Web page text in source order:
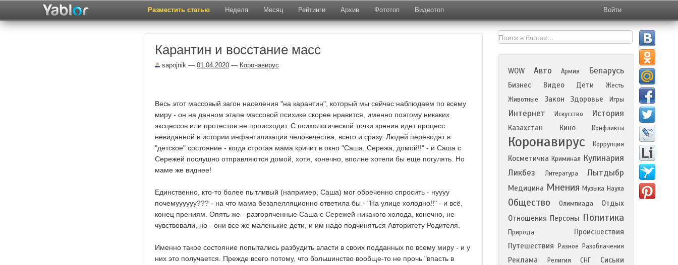
Разместить статью Неделя Месяц Рейтинги Архив Фототоп Видеотоп Войти
Карантин и восстание масс
sapojnik — 01.04.2020 — Коронавирус
Весь этот массовый загон населения "на карантин", который мы сейчас наблюдаем по всему
миру - он на данном этапе массовой психике скорее нравится, именно поэтому никаких
эксцессов или протестов не происходит. С психологической точки зрения идет процесс
невиданной в истории инфантилизации человечества, всего и сразу. Людей переводят в
"детское" состояние - когда строгая мама кричит в окно "Саша, Сережа, домой!!" - и Саша с
Сережей послушно отправляются домой, хотя, конечно, вполне хотели бы еще погулять. Но
маме же виднее!
Единственно, кто-то более пытливый (например, Саша) мог обреченно спросить - нуууу
почемуууууу??? - на что мама безапелляционно ответила бы - "На улице холодно!!" - и всё,
конец прениям. Опять же - разгоряченные Саша с Сережей никакого холода, конечно, не
чувствовали, но - они все же маленькие дети, и им надо подчиняться Авторитету Родителя.
Именно такое состояние попытались разбудить власти в своих подданных по всему миру - и у
них это получается. Прежде всего потому, что большинство вообще-то не прочь "впасть в
WOW Авто Армия Беларусь
Бизнес Видео Дети
Жесть
Животные
Закон Здоровье Игры
Интернет Искусство История
Казахстан Кино Конфликты
Коронавирус Коррупция
Косметичка Криминал Кулинария
Ликбез
Литература Лытдыбр
Медицина Мнения Музыка Наука
Общество Олимпиада
Отдых
Отношения Персоны Политика
Природа
Происшествия
Путешествия
Разное Разоблачения
Реклама Религия СНГ
Сиськи